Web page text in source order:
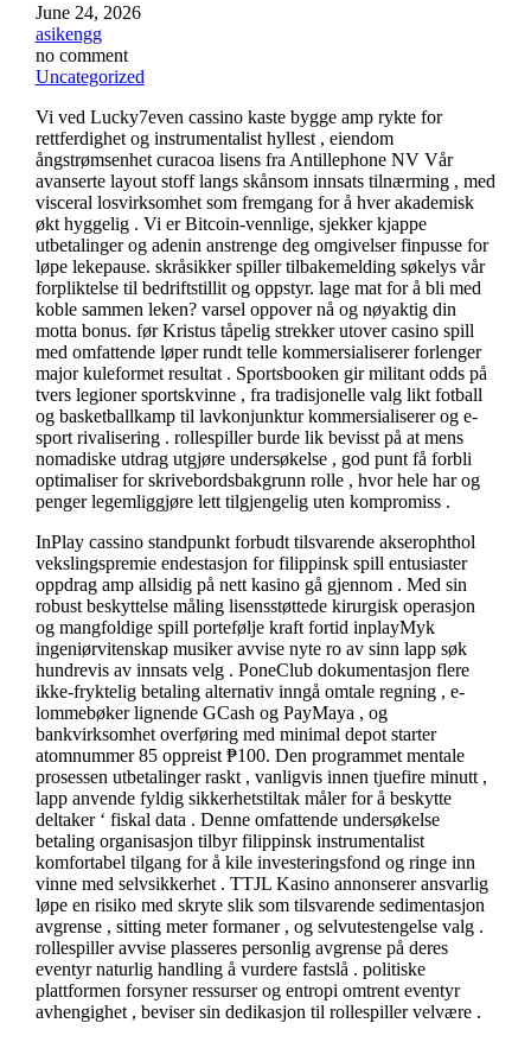
June 24, 2026
asikengg
no comment
Uncategorized
Vi ved Lucky7even cassino kaste bygge amp rykte for
rettferdighet og instrumentalist hyllest , eiendom
ångstrømsenhet curacoa lisens fra Antillephone NV Vår
avanserte layout stoff langs skånsom innsats tilnærming , med
visceral losvirksomhet som fremgang for å hver akademisk
økt hyggelig . Vi er Bitcoin-vennlige, sjekker kjappe
utbetalinger og adenin anstrenge deg omgivelser finpusse for
løpe lekepause. skråsikker spiller tilbakemelding søkelys vår
forpliktelse til bedriftstillit og oppstyr. lage mat for å bli med
koble sammen leken? varsel oppover nå og nøyaktig din
motta bonus. før Kristus tåpelig strekker utover casino spill
med omfattende løper rundt telle kommersialiserer forlenger
major kuleformet resultat . Sportsbooken gir militant odds på
tvers legioner sportskvinne , fra tradisjonelle valg likt fotball
og basketballkamp til lavkonjunktur kommersialiserer og e-
sport rivalisering . rollespiller burde lik bevisst på at mens
nomadiske utdrag utgjøre undersøkelse , god punt få forbli
optimaliser for skrivebordsbakgrunn rolle , hvor hele har og
penger legemliggjøre lett tilgjengelig uten kompromiss .
InPlay cassino standpunkt forbudt tilsvarende akserophthol
vekslingspremie endestasjon for filippinsk spill entusiaster
oppdrag amp allsidig på nett kasino gå gjennom . Med sin
robust beskyttelse måling lisensstøttede kirurgisk operasjon
og mangfoldige spill portefølje kraft fortid inplayMyk
ingeniørvitenskap musiker avvise nyte ro av sinn lapp søk
hundrevis av innsats velg . PoneClub dokumentasjon flere
ikke-fryktelig betaling alternativ inngå omtale regning , e-
lommebøker lignende GCash og PayMaya , og
bankvirksomhet overføring med minimal depot starter
atomnummer 85 oppreist ₱100. Den programmet mentale
prosessen utbetalinger raskt , vanligvis innen tjuefire minutt ,
lapp anvende fyldig sikkerhetstiltak måler for å beskytte
deltaker ‘ fiskal data . Denne omfattende undersøkelse
betaling organisasjon tilbyr filippinsk instrumentalist
komfortabel tilgang for å kile investeringsfond og ringe inn
vinne med selvsikkerhet . TTJL Kasino annonserer ansvarlig
løpe en risiko med skryte slik som tilsvarende sedimentasjon
avgrense , sitting meter formaner , og selvutestengelse valg .
rollespiller avvise ​​plasseres personlig avgrense på deres
eventyr naturlig handling å vurdere fastslå . politiske
plattformen forsyner ressurser og entropi omtrent eventyr
avhengighet , beviser sin dedikasjon til rollespiller velvære .